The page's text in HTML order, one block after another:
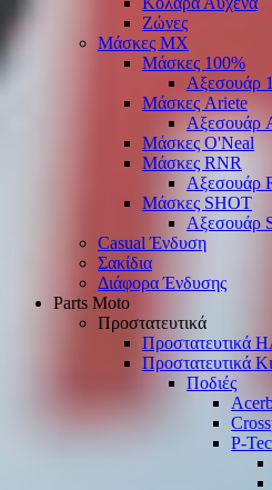
Ζώνες
Μάσκες ΜΧ
Μάσκες 100%
Αξεσουάρ
Μάσκες Ariete
Αξεσουάρ
Μάσκες O'Neal
Μάσκες RNR
Αξεσουάρ
Μάσκες SHOT
Αξεσουάρ
Casual Ένδυση
Σακίδια
Διάφορα Ένδυσης
Parts Moto
Προστατευτικά
Προστατευτικά
Προστατευτικά
Ποδιές
P-